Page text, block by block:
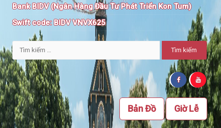
Bank BIDV (Ngân Hàng Đầu Tư Phát Triển Kon Tum)
Swift code:BIDV VNVX625
Tìm
kiếm
cho:
Giờ Lễ
Bản Đồ